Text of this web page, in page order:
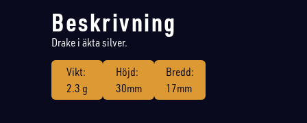
Beskrivning
Drake i äkta silver.
Vikt:
2.3 g
Höjd:
30mm
Bredd:
17mm